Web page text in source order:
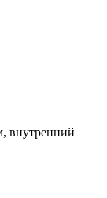
внутренний